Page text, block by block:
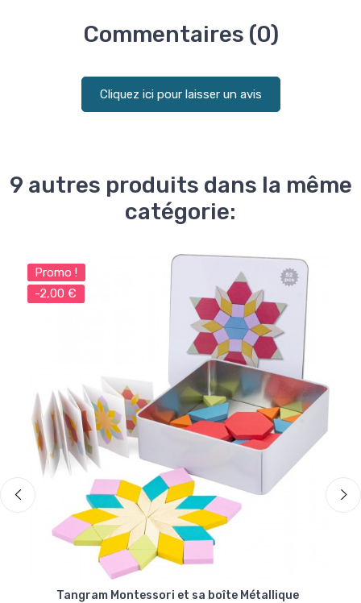
Commentaires (0)
Cliquez ici pour laisser un avis
9 autres produits dans la même
catégorie:
Promo !
-2,00 €
Tangram Montessori et sa boîte Métallique